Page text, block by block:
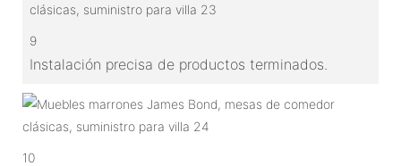
9
Instalación precisa de productos terminados.
10